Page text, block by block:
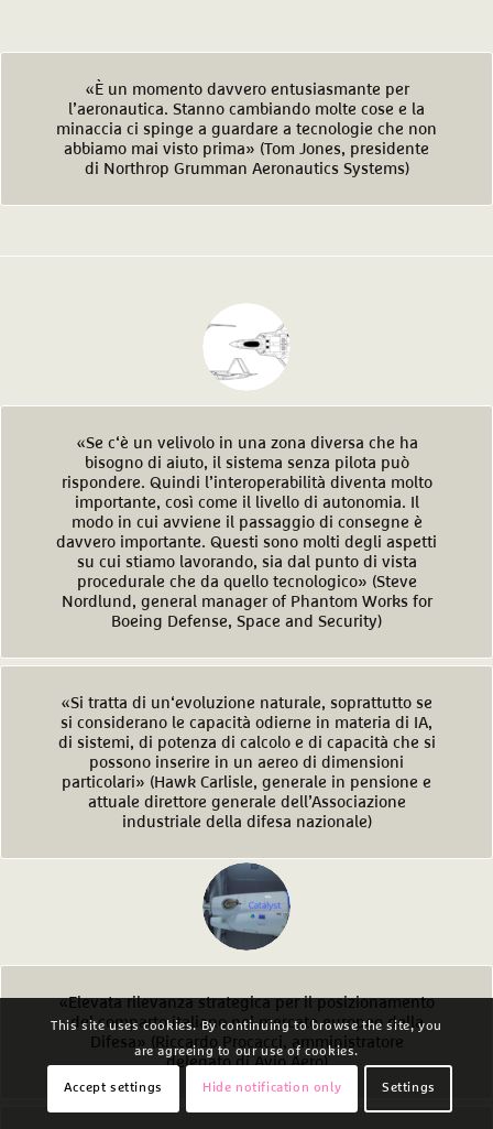
«È un momento davvero entusiasmante per
l’aeronautica. Stanno cambiando molte cose e la
minaccia ci spinge a guardare a tecnologie che non
abbiamo mai visto prima» (Tom Jones, presidente
di Northrop Grumman Aeronautics Systems)
«Se c‘è un velivolo in una zona diversa che ha
bisogno di aiuto, il sistema senza pilota può
rispondere. Quindi l’interoperabilità diventa molto
importante, così come il livello di autonomia. Il
modo in cui avviene il passaggio di consegne è
davvero importante. Questi sono molti degli aspetti
su cui stiamo lavorando, sia dal punto di vista
procedurale che da quello tecnologico» (Steve
Nordlund, general manager of Phantom Works for
Boeing Defense, Space and Security)
«Si tratta di un‘evoluzione naturale, soprattutto se
si considerano le capacità odierne in materia di IA,
di sistemi, di potenza di calcolo e di capacità che si
possono inserire in un aereo di dimensioni
particolari» (Hawk Carlisle, generale in pensione e
attuale direttore generale dell’Associazione
industriale della difesa nazionale)
«Elevata rilevanza strategica per il posizionamento
del comparto italiano nel mercato europeo della
Difesa» (Riccardo Procacci, amministratore
delegato di Avio Aero)
This site uses cookies. By continuing to browse the site, you
are agreeing to our use of cookies.
Accept settings Hide notification only Settings